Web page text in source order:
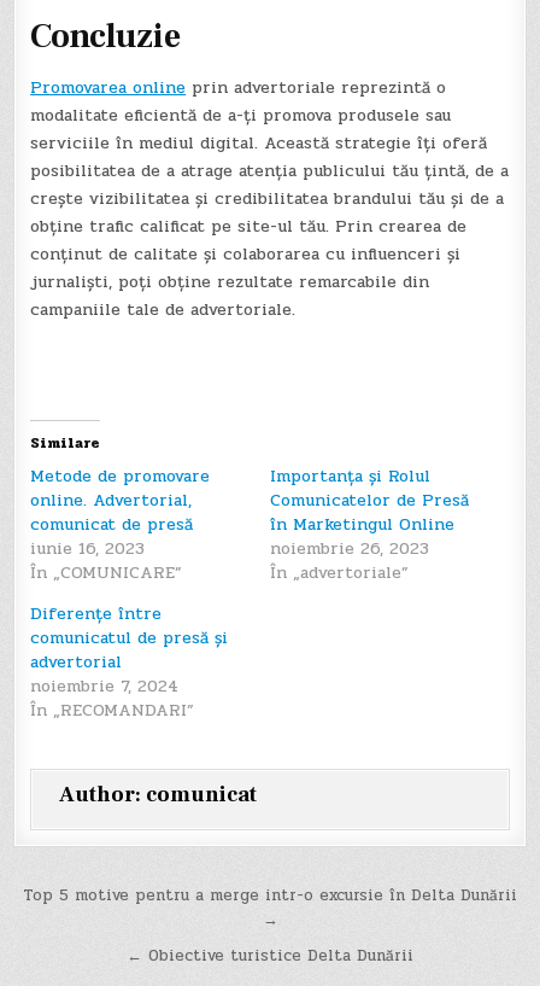
Concluzie
Promovarea onlineprin advertoriale reprezintă o
modalitate eficientă de a-ți promova produsele sau
serviciile în mediul digital. Această strategie îți oferă
posibilitatea de a atrage atenția publicului tău țintă, de a
crește vizibilitatea și credibilitatea brandului tău și de a
obține trafic calificat pe site-ul tău. Prin crearea de
conținut de calitate și colaborarea cu influenceri și
jurnaliști, poți obține rezultate remarcabile din
campaniile tale de advertoriale.
articole
Similare
Metode de promovare
online. Advertorial,
comunicat de presă
iunie 16, 2023
În „COMUNICARE”
Importanța și Rolul
Comunicatelor de Presă
în Marketingul Online
noiembrie 26, 2023
În „advertoriale”
Diferențe între
comunicatul de presă și
advertorial
noiembrie 7, 2024
În „RECOMANDARI”
Author: comunicat
Navigare
articole
Top 5 motive pentru a merge intr-o excursie în Delta Dunării
→
← Obiective turistice Delta Dunării